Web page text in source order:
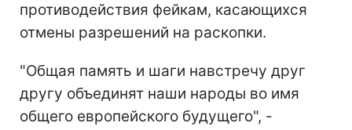
противодействия фейкам, касающихся
отмены разрешений на раскопки.
"Общая память и шаги навстречу друг
другу объединят наши народы во имя
общего европейского будущего", -